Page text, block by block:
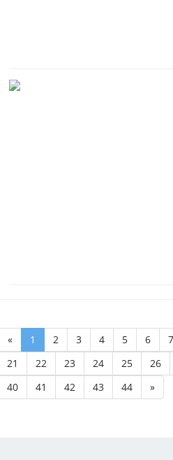
« 1 (current)
2 3 4 5 6 7
21
22 23 24 25 26
40
41 42 43 44 »